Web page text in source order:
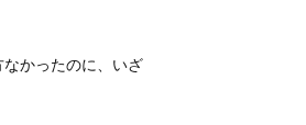
かったのに、いざ